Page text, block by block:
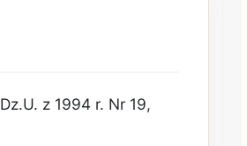
z 1994 r. Nr 19,